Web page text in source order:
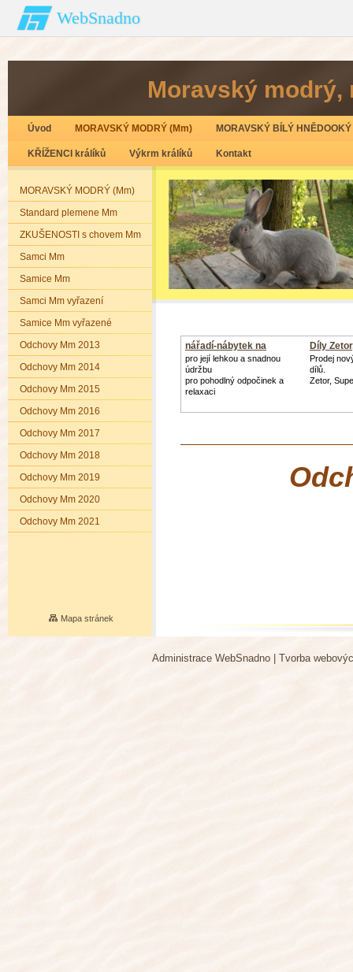
WebSnadno
Moravský
Úvod MORAVSKÝ MODRÝ (Mm) MORAVSKÝ BÍLÝ
KŘÍŽENCI králíků Výkrm králíků Kontakt
MORAVSKÝ MODRÝ (Mm)
Standard plemene Mm
ZKUŠENOSTI s chovem Mm
Samci Mm
Samice Mm
Samci Mm vyřazení
Samice Mm vyřazené
Odchovy Mm 2013
Odchovy Mm 2014
Odchovy Mm 2015
Odchovy Mm 2016
Odchovy Mm 2017
Odchovy Mm 2018
Odchovy Mm 2019
Odchovy Mm 2020
Odchovy Mm 2021
nářadí-nábytek na
zahradu
pro její lehkou a snadnou
údržbu
pro pohodlný odpočinek a
relaxaci
Díly
Prodej
dílů.
Zetor,
Mapa stránek
Administrace WebSnadno Tvorba